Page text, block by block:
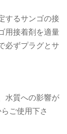
するサンゴの接
用接着剤を適量
必ずプラグとサ
水質への影響が
ご使用下さ